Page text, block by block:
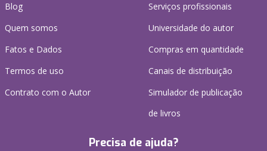
Blog
Quem somos
Fatos e Dados
Termos de uso
Contrato com o Autor
Serviços profissionais
Universidade do autor
Compras em quantidade
Canais de distribuição
Simulador de publicação
de livros
Precisa de ajuda?